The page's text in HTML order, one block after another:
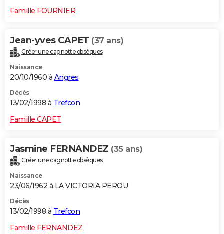
Famille FOURNIER
Jean-yves CAPET (37 ans)
Créer une cagnotte obsèques
Naissance
20/10/1960 à Angres
Décès
13/02/1998 à Trefcon
Famille CAPET
Jasmine FERNANDEZ (35 ans)
Créer une cagnotte obsèques
Naissance
23/06/1962 à LA VICTORIA PEROU
Décès
13/02/1998 à Trefcon
Famille FERNANDEZ